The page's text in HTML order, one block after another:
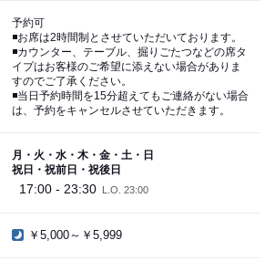
予約可
◾️お席は2時間制とさせていただいております。
◾️カウンター、テーブル、掘りごたつなどの席タ
イプはお客様のご希望に添えない場合がありま
すのでご了承ください。
◾️当日予約時間を15分超えてもご連絡がない場合
は、予約をキャンセルさせていただきます。
月・火・水・木・金・土・日
祝日・祝前日・祝後日
17:00 - 23:30 L.O. 23:00
￥5,000～￥5,999